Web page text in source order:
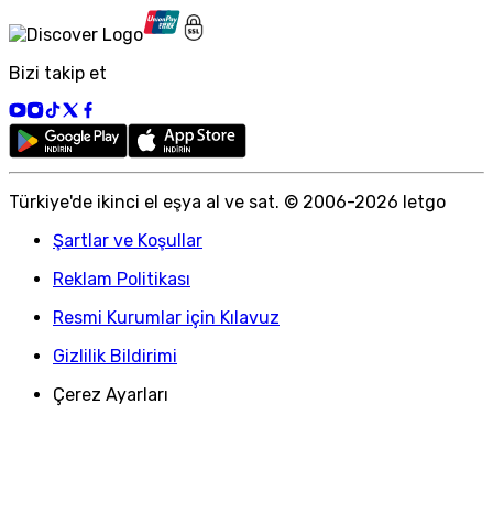
Bizi takip et
Türkiye'de ikinci el eşya al ve sat. © 2006-2026 letgo
Şartlar ve Koşullar
Reklam Politikası
Resmi Kurumlar için Kılavuz
Gizlilik Bildirimi
Çerez Ayarları